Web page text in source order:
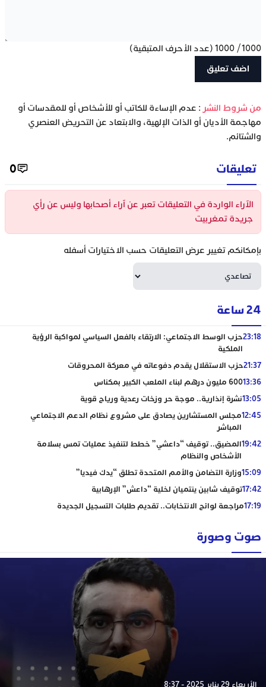
1000
/
1000 (عدد الأحرف المتبقية)
‫من شروط النشر : عدم الإساءة للكاتب أو للأشخاص أو للمقدسات أو
مهاجمة الأديان أو الذات الإلهية، والابتعاد عن التحريض العنصري
والشتائم.
تعليقات 0
الآراء الواردة في التعليقات تعبر عن آراء أصحابها وليس عن رأي
جريدة تمغربيت
بإمكانكم تغيير عرض التعليقات حسب الاختيارات أسفله
24 ساعة
23:18حزب الوسط الاجتماعي: الارتقاء بالفعل السياسي لمواكبة الرؤية
الملكية
21:37حزب الاستقلال يقدم دفوعاته في معركة المحروقات
13:36600 مليون درهم لبناء الملعب الكبير بمكناس
13:05نشرة إنذارية.. موجة حر وزخات رعدية ورياح قوية
12:45مجلس المستشارين يصادق على مشروع نظام الدعم الاجتماعي
المباشر
19:42المضيق.. توقيف “داعشي” خطط لتنفيذ عمليات تمس بسلامة
الأشخاص والنظام
15:09وزارة التضامن والأمم المتحدة تطلق “يدك فيديا”
17:42توقيف شابين ينتميان لخلية “داعش” الإرهابية
17:19مراجعة لوائح الانتخابات.. تقديم طلبات التسجيل الجديدة
صوت وصورة
الأربعاء 29 يناير 2025 - 8:37